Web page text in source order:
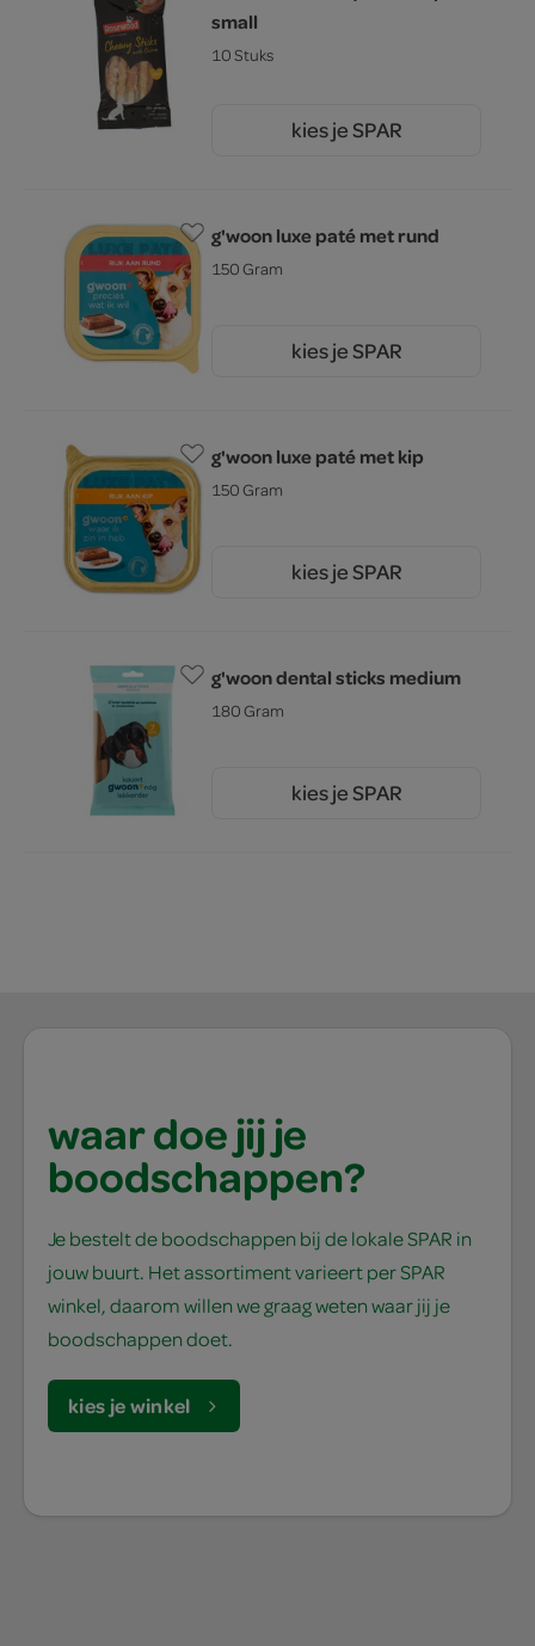
small
10 Stuks
kies je SPAR
g'woon luxe paté met rund
150 Gram
kies je SPAR
g'woon luxe paté met kip
150 Gram
kies je SPAR
g'woon dental sticks medium
180 Gram
kies je SPAR
waar doe jij je
boodschappen?
Je bestelt de boodschappen bij de lokale SPAR in
jouw buurt. Het assortiment varieert per SPAR
winkel, daarom willen we graag weten waar jij je
boodschappen doet.
kies je winkel